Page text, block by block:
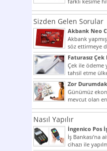
noktada son...
Sizden Gelen Sorular
Akbank Neo
Kullanılır?
Akbank
söz ettirmeye
potansiyelini
Faturasız
Çek ile ödeme
tahsil etme
şekilde...
Zor
Günümüz
mevcut olan
dahi son
Nasıl Yapılır
İngenico Pos
İş Bankası’na
cihazı ile